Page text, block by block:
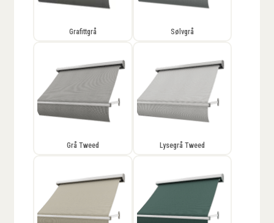
Grafittgrå Sølvgrå
Grå Tweed Lysegrå Tweed